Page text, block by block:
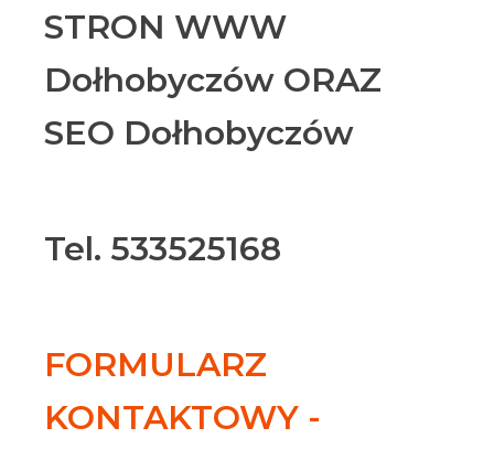
STRON WWW
Dołhobyczów ORAZ
SEO Dołhobyczów
Tel. 533525168
FORMULARZ
KONTAKTOWY -